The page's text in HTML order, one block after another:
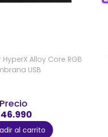
Alloy Core RGB
USB
Precio
al carrito